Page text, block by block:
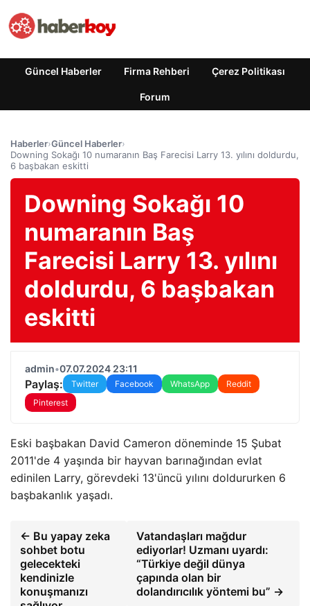
Güncel Haberler Firma Rehberi Çerez Politikası
Forum
Haberler›Güncel Haberler›
Downing Sokağı 10 numaranın Baş Farecisi Larry 13. yılını doldurdu,
6 başbakan eskitti
Downing Sokağı 10
numaranın Baş
Farecisi Larry 13. yılını
doldurdu, 6 başbakan
eskitti
admin•07.07.2024 23:11
Paylaş: Twitter Facebook WhatsApp
Reddit
Pinterest
Eski başbakan David Cameron döneminde 15 Şubat
2011'de 4 yaşında bir hayvan barınağından evlat
edinilen Larry, görevdeki 13'üncü yılını doldururken 6
başbakanlık yaşadı.
← Bu yapay zeka
sohbet botu
gelecekteki
kendinizle
konuşmanızı
Vatandaşları mağdur
ediyorlar! Uzmanı uyardı:
“Türkiye değil dünya
çapında olan bir
dolandırıcılık yöntemi bu” →